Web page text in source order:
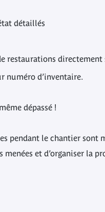
détaillés
restaurations
numéro d’inventaire.
dépassé !
pendant le chantier sont
menées et d’organiser la